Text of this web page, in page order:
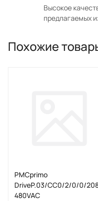
Высокое
предлагаемых
Похожие
PMCprimo
DriveP.03/CC0/2/0/0/
480VAC